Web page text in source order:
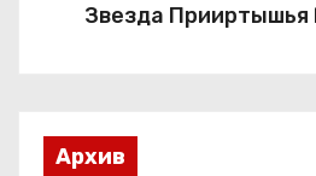
Звезда
Архив